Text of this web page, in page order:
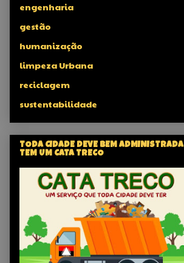
engenharia
gestão
humanização
limpeza Urbana
reciclagem
sustentabilidade
TODA CIDADE DEVE BEM ADMINISTRADA
TEM UM CATA TRECO